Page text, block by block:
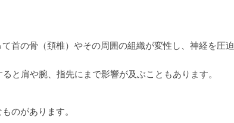
首の骨（頚椎）やその周囲の組織が変性し、神経を圧迫
と肩や腕、指先にまで影響が及ぶこともあります。
のがあります。